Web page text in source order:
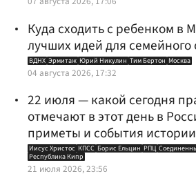
Куда сходить с ребенком в
лучших идей для семейного
ВДНХ Эрмитаж Юрий Никулин Тим Бертон Москва
04 августа 2026, 17:32
22 июля — какой сегодня
отмечают в этот день в
приметы и события истории
Иисус Христос КПСС Борис Ельцин РПЦ
Республика Кипр
21 июля 2026, 23:56